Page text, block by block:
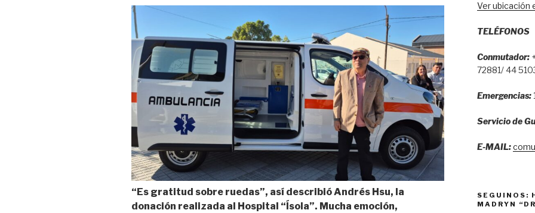
“Es gratitud sobre ruedas”, así describió Andrés Hsu, la
donación realizada al Hospital “Ísola”. Mucha emoción,
Ver ubicación
TELÉFONOS
Conmutador:
72881/ 44
Emergencias:
Servicio de
E-MAIL:
SEGUINOS:
MADRYN